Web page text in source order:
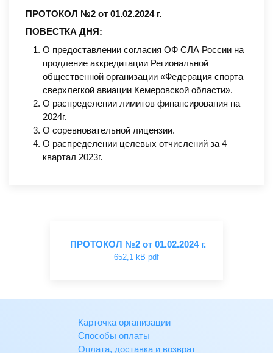
ПРОТОКОЛ №2 от 01.02.2024 г.
ПОВЕСТКА ДНЯ:
О предоставлении согласия ОФ СЛА России на
продление аккредитации Региональной
общественной организации «Федерация спорта
сверхлегкой авиации Кемеровской области».
О распределении лимитов финансирования на
2024г.
О соревновательной лицензии.
О распределении целевых отчислений за 4
квартал 2023г.
ПРОТОКОЛ №2 от 01.02.2024 г.
652,1 kB pdf
Карточка организации
Способы оплаты
Оплата, доставка и возврат